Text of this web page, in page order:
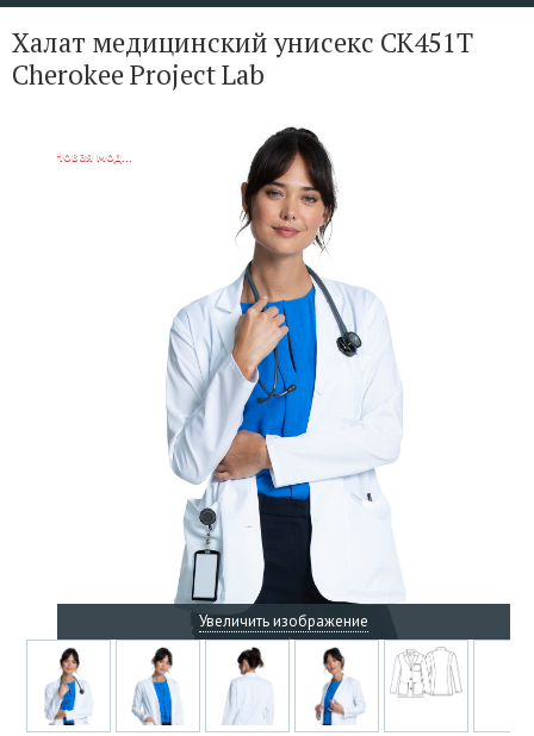
Халат медицинский унисекс CK451T
Cherokee Project Lab
Увеличить изображение
NEW!